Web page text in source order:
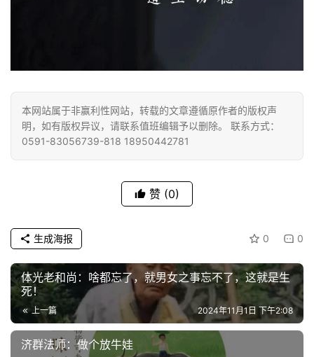
策
法
明
本网站属于非赢利性网站，转载的文章遵循原作者的版权声
明，如有版权异议，请联系值班编辑予以删除。 联系方式：
0591-83056739-818 18950442781
赞 (0)
0 0
生成海报
体光老和尚：啥都忘了，就男女之事忘不了，这就是生
死！
上一篇 2024年11月1日 下午2:08
济群法师：做个放牛娃